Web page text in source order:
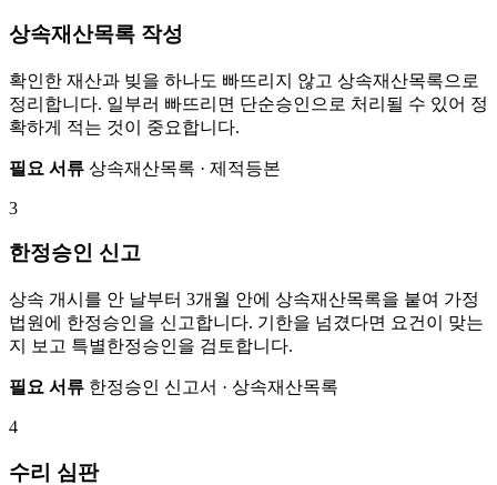
상속재산목록 작성
확인한 재산과 빚을 하나도 빠뜨리지 않고 상속재산목록으로
정리합니다. 일부러 빠뜨리면 단순승인으로 처리될 수 있어 정
확하게 적는 것이 중요합니다.
필요 서류 상속재산목록 · 제적등본
3
한정승인 신고
상속 개시를 안 날부터 3개월 안에 상속재산목록을 붙여 가정
법원에 한정승인을 신고합니다. 기한을 넘겼다면 요건이 맞는
지 보고 특별한정승인을 검토합니다.
필요 서류 한정승인 신고서 · 상속재산목록
4
수리 심판